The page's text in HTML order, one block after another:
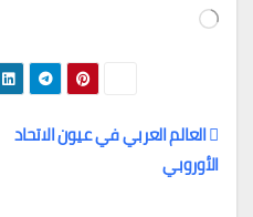
جاري
تصفّح
العالم العربي في عيون الاتحاد
الأوروبي